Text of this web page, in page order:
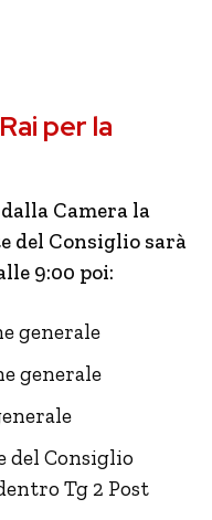
per la
Camera la
del Consiglio sarà
9:00 poi:
generale
generale
del Consiglio
Tg 2 Post